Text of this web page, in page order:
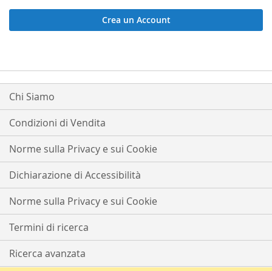
Crea un Account
Chi Siamo
Condizioni di Vendita
Norme sulla Privacy e sui Cookie
Dichiarazione di Accessibilità
Norme sulla Privacy e sui Cookie
Termini di ricerca
Ricerca avanzata